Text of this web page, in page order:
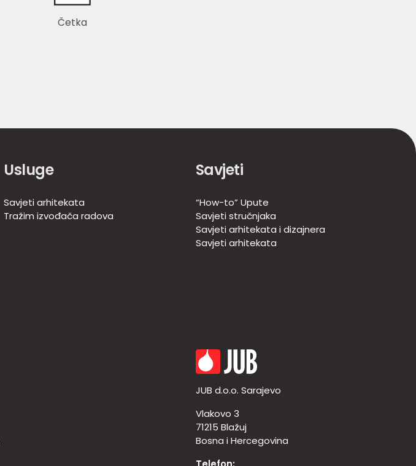
Četka
Usluge
Savjeti arhitekata
Tražim izvođača radova
Savjeti
“How-to” Upute
Savjeti stručnjaka
Savjeti arhitekata i dizajnera
Savjeti arhitekata
JUB d.o.o. Sarajevo
Vlakovo 3
71215 Blažuj
Bosna i Hercegovina